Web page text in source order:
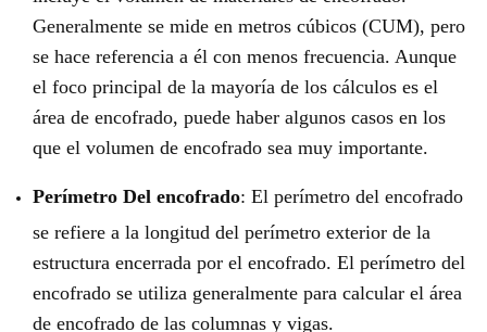
Generalmente se mide en metros cúbicos (CUM), pero
se hace referencia a él con menos frecuencia. Aunque
el foco principal de la mayoría de los cálculos es el
área de encofrado, puede haber algunos casos en los
que el volumen de encofrado sea muy importante.
Perímetro Del encofrado: El perímetro del encofrado
se refiere a la longitud del perímetro exterior de la
estructura encerrada por el encofrado. El perímetro del
encofrado se utiliza generalmente para calcular el área
de encofrado de las columnas y vigas.